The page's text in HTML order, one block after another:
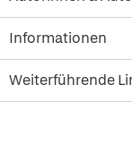
Informationen
Weiterführende